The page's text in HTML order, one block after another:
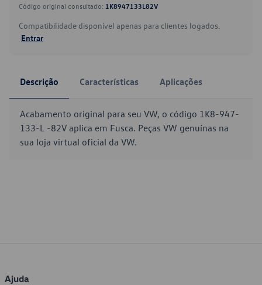
Código original consultado: 1K8947133L82V
Compatibilidade disponível apenas para clientes logados.
Entrar
Descrição Características Aplicações
Acabamento original para seu VW, o código 1K8-947-
133-L -82V aplica em Fusca. Peças VW genuínas na
sua loja virtual oficial da VW.
Ajuda